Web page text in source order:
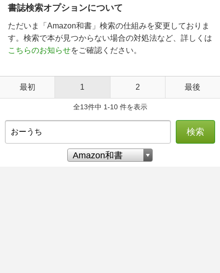
書誌検索オプションについて
ただいま「Amazon和書」検索の仕組みを変更しておりま
す。検索で本が見つからない場合の対処法など、詳しくは
こちらのお知らせをご確認ください。
最初 1 2 最後
全13件中 1-10 件を表示
検索